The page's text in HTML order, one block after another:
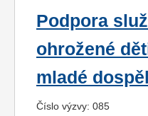
Podpora
ohrožené
mladé
Číslo výzvy: 085